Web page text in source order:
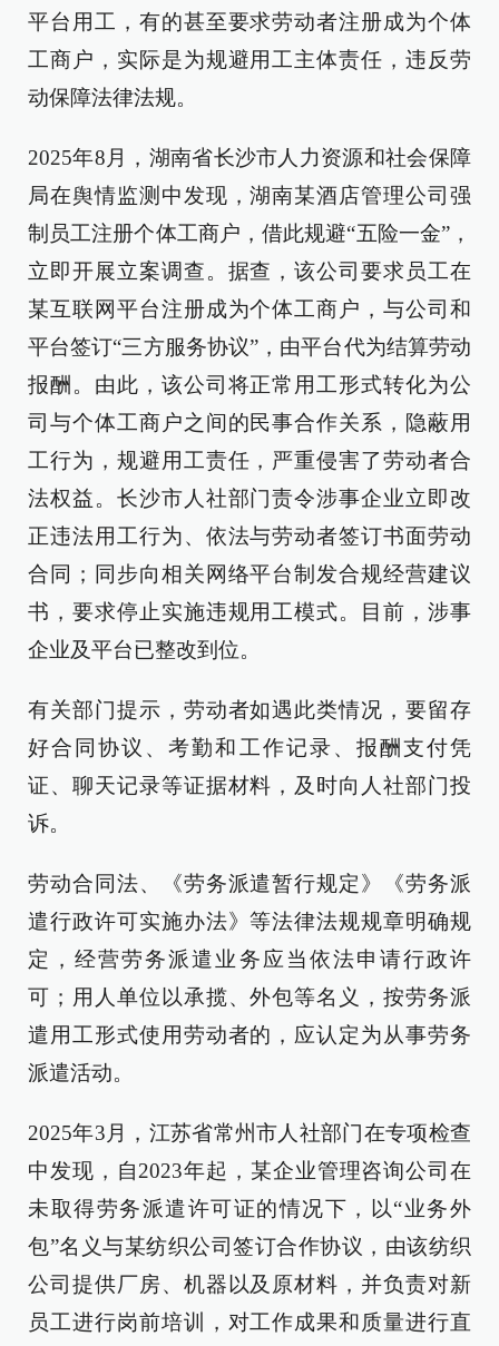
平台用工，有的甚至要求劳动者注册成为个体
工商户，实际是为规避用工主体责任，违反劳
动保障法律法规。
2025年8月，湖南省长沙市人力资源和社会保障
局在舆情监测中发现，湖南某酒店管理公司强
制员工注册个体工商户，借此规避“五险一金”，
立即开展立案调查。据查，该公司要求员工在
某互联网平台注册成为个体工商户，与公司和
平台签订“三方服务协议”，由平台代为结算劳动
报酬。由此，该公司将正常用工形式转化为公
司与个体工商户之间的民事合作关系，隐蔽用
工行为，规避用工责任，严重侵害了劳动者合
法权益。长沙市人社部门责令涉事企业立即改
正违法用工行为、依法与劳动者签订书面劳动
合同；同步向相关网络平台制发合规经营建议
书，要求停止实施违规用工模式。目前，涉事
企业及平台已整改到位。
有关部门提示，劳动者如遇此类情况，要留存
好合同协议、考勤和工作记录、报酬支付凭
证、聊天记录等证据材料，及时向人社部门投
诉。
劳动合同法、《劳务派遣暂行规定》《劳务派
遣行政许可实施办法》等法律法规规章明确规
定，经营劳务派遣业务应当依法申请行政许
可；用人单位以承揽、外包等名义，按劳务派
遣用工形式使用劳动者的，应认定为从事劳务
派遣活动。
2025年3月，江苏省常州市人社部门在专项检查
中发现，自2023年起，某企业管理咨询公司在
未取得劳务派遣许可证的情况下，以“业务外
包”名义与某纺织公司签订合作协议，由该纺织
公司提供厂房、机器以及原材料，并负责对新
员工进行岗前培训，对工作成果和质量进行直